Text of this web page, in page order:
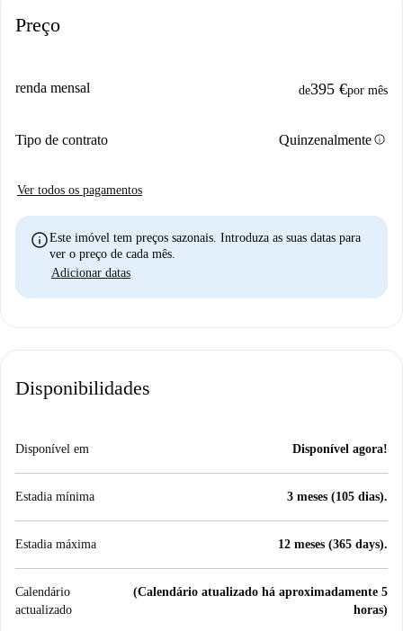
Preço
renda mensal de395 €por mês
Tipo de contrato Quinzenalmenteinfo
Ver todos os pagamentos
infoEste imóvel tem preços sazonais. Introduza as suas datas para
ver o preço de cada mês.
Adicionar datas
Disponibilidades
Disponível em Disponível agora!
Estadia mínima 3 meses (105 dias).
Estadia máxima 12 meses (365 days).
Calendário
actualizado
(Calendário atualizado há aproximadamente 5
horas)